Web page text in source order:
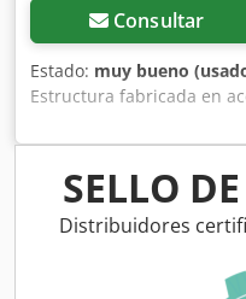
Venta solo en países de la
Consultar
Estado: muy bueno
Estructura fabricada en
proceso de inmersión en
tubulares y pilares de
suelo mediante tacos.
mm de altura. Dsdpfx
SELLO
Distribuidores